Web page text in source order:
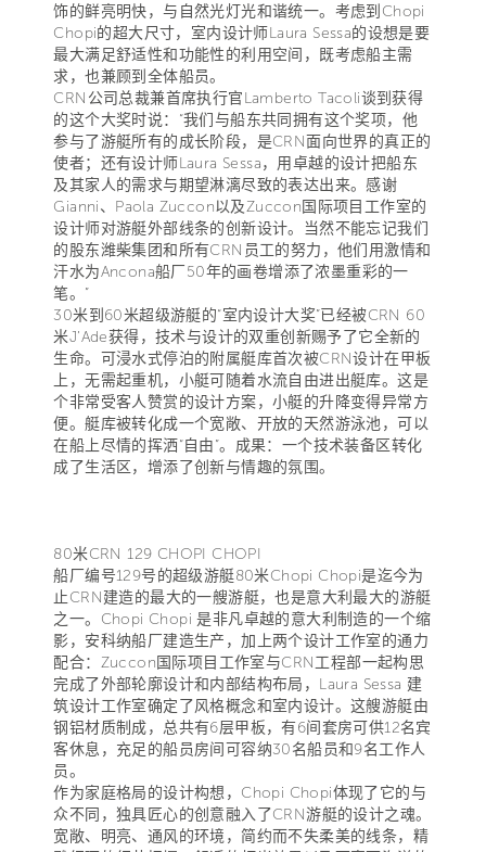
饰的鲜亮明快，与自然光灯光和谐统一。考虑到Chopi
Chopi的超大尺寸，室内设计师Laura Sessa的设想是要
最大满足舒适性和功能性的利用空间，既考虑船主需
求，也兼顾到全体船员。
CRN公司总裁兼首席执行官Lamberto Tacoli谈到获得
的这个大奖时说：“我们与船东共同拥有这个奖项，他
参与了游艇所有的成长阶段，是CRN面向世界的真正的
使者；还有设计师Laura Sessa，用卓越的设计把船东
及其家人的需求与期望淋漓尽致的表达出来。感谢
Gianni、Paola Zuccon以及Zuccon国际项目工作室的
设计师对游艇外部线条的创新设计。当然不能忘记我们
的股东潍柴集团和所有CRN员工的努力，他们用激情和
汗水为Ancona船厂50年的画卷增添了浓墨重彩的一
笔。”
30米到60米超级游艇的“室内设计大奖”已经被CRN 60
米J’Ade获得，技术与设计的双重创新赐予了它全新的
生命。可浸水式停泊的附属艇库首次被CRN设计在甲板
上，无需起重机，小艇可随着水流自由进出艇库。这是
个非常受客人赞赏的设计方案，小艇的升降变得异常方
便。艇库被转化成一个宽敞、开放的天然游泳池，可以
在船上尽情的挥洒“自由”。成果：一个技术装备区转化
成了生活区，增添了创新与情趣的氛围。
80米CRN 129 CHOPI CHOPI
船厂编号129号的超级游艇80米Chopi Chopi是迄今为
止CRN建造的最大的一艘游艇，也是意大利最大的游艇
之一。Chopi Chopi 是非凡卓越的意大利制造的一个缩
影，安科纳船厂建造生产，加上两个设计工作室的通力
配合：Zuccon国际项目工作室与CRN工程部一起构思
完成了外部轮廓设计和内部结构布局，Laura Sessa 建
筑设计工作室确定了风格概念和室内设计。这艘游艇由
钢铝材质制成，总共有6层甲板，有6间套房可供12名宾
客休息，充足的船员房间可容纳30名船员和9名工作人
员。
作为家庭格局的设计构想，Chopi Chopi体现了它的与
众不同，独具匠心的创意融入了CRN游艇的设计之魂。
宽敞、明亮、通风的环境，简约而不失柔美的线条，精